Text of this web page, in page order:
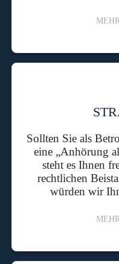
Sollten Sie als
eine „Anhörung
steht es Ihnen
rechtlichen
würden wir